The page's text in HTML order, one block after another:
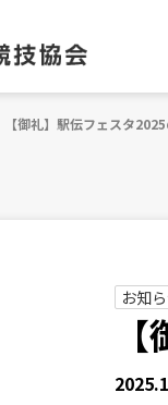
【御礼】駅伝フェスタ
お知